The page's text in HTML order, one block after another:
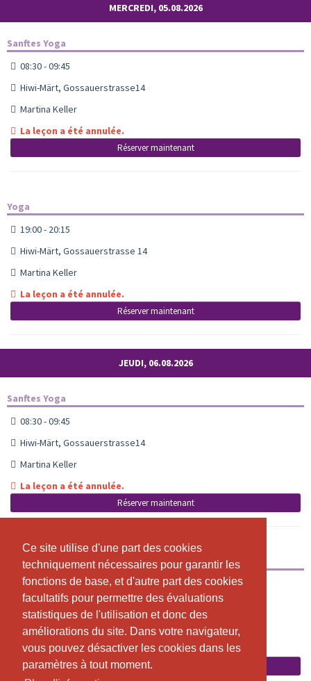
Ce site utilise d'une part des cookies
techniquement nécessaires pour garantir les
fonctions de base, et d'autre part des cookies
facultatifs pour permettre des évaluations
statistiques de l'utilisation et donc des
améliorations du site. Dans votre navigateur,
vous pouvez désactiver les cookies dans les
paramètres à tout moment.
Ce site utilise d'une part des cookies
techniquement nécessaires pour garantir les
fonctions de base, et d'autre part des cookies
facultatifs pour permettre des évaluations
statistiques de l'utilisation et donc des
améliorations du site. Dans votre navigateur,
vous pouvez désactiver les cookies dans les
paramètres à tout moment.
MERCREDI, 05.08.2026
Sanftes Yoga
08:30 - 09:45
Hiwi-Märt, Gossauerstrasse14
Martina Keller
La leçon a été annulée.
Réserver maintenant
Yoga
19:00 - 20:15
Hiwi-Märt, Gossauerstrasse 14
Martina Keller
La leçon a été annulée.
Réserver maintenant
JEUDI, 06.08.2026
Sanftes Yoga
08:30 - 09:45
Hiwi-Märt, Gossauerstrasse14
Martina Keller
La leçon a été annulée.
Réserver maintenant
Yoga
19:00 - 20:15
Hiwi-Märt, Gossauerstrasse 14
Martina Keller
La leçon a été annulée.
Réserver maintenant